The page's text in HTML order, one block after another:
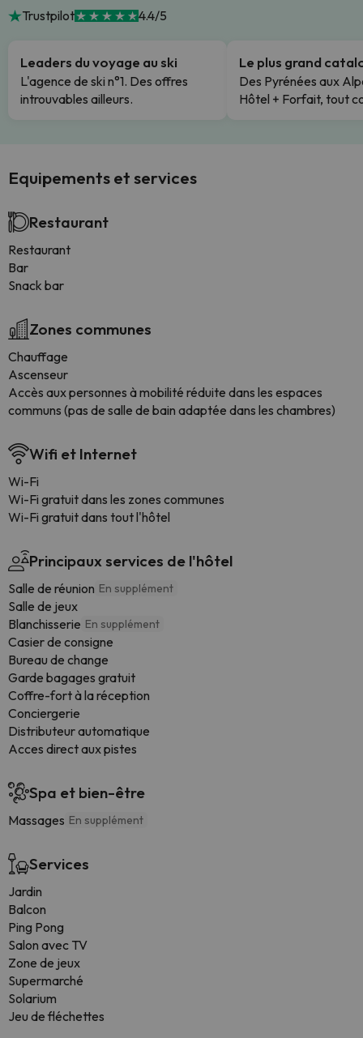
Trustpilot 4.4/5
Leaders du voyage au ski
L'agence de ski n°1. Des offres
introuvables ailleurs.
Le plus grand
Des Pyrénées aux
Hôtel + Forfait, tout
Equipements et services
Restaurant
Restaurant
Bar
Snack bar
Zones communes
Chauffage
Ascenseur
Accès aux personnes à mobilité réduite dans les espaces
communs (pas de salle de bain adaptée dans les chambres)
Wifi et Internet
Wi-Fi
Wi-Fi gratuit dans les zones communes
Wi-Fi gratuit dans tout l'hôtel
Principaux services de l'hôtel
Salle de réunion En supplément
Salle de jeux
Blanchisserie En supplément
Casier de consigne
Bureau de change
Garde bagages gratuit
Coffre-fort à la réception
Conciergerie
Distributeur automatique
Acces direct aux pistes
Spa et bien-être
Massages En supplément
Services
Jardin
Balcon
Ping Pong
Salon avec TV
Zone de jeux
Supermarché
Solarium
Jeu de fléchettes